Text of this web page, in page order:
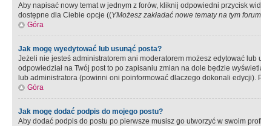
Aby napisać nowy temat w jednym z forów, kliknij odpowiedni przycisk
dostępne dla Ciebie opcje ((YMożesz zakładać nowe tematy na tym
Góra
Jak mogę wyedytować lub usunąć posta?
Jeżeli nie jesteś administratorem ani moderatorem możesz edytować
odpowiedział na Twój post to po zapisaniu zmian na dole będzie
lub administratora (powinni oni poinformować dlaczego dokonali
Góra
Jak mogę dodać podpis do mojego postu?
Aby dodać podpis do postu po pierwsze musisz go utworzyć w swoim